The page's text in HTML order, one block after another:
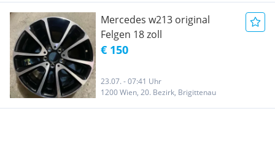
Mercedes w213 original
Felgen 18 zoll
€ 150
23.07. - 07:41 Uhr
1200 Wien, 20. Bezirk, Brigittenau